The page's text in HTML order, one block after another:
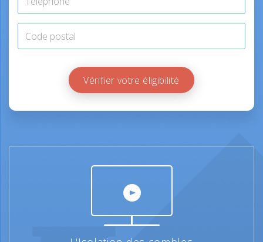
Vérifier votre éligibilité